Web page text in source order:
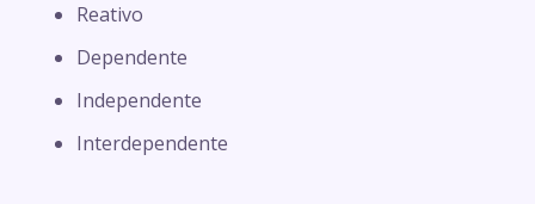
Reativo
Dependente
Independente
Interdependente